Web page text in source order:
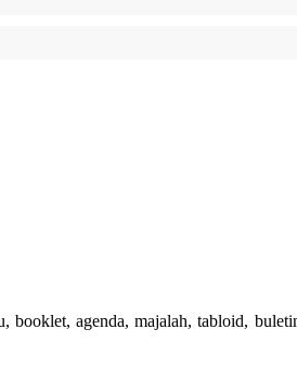
booklet, agenda, majalah, tabloid,